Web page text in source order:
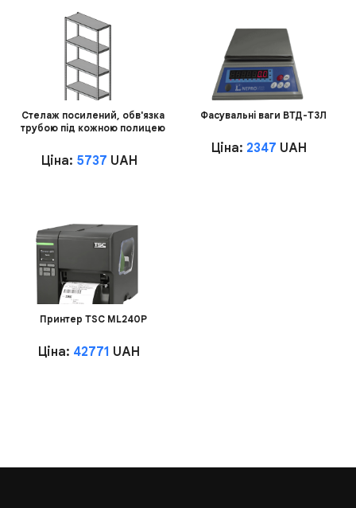
Стелаж посилений, обв'язка
трубою під кожною полицею
Ціна: 5737 UAH
Фасувальні ваги ВТД-Т3Л
Ціна: 2347 UAH
Принтер TSC ML240P
Ціна: 42771 UAH